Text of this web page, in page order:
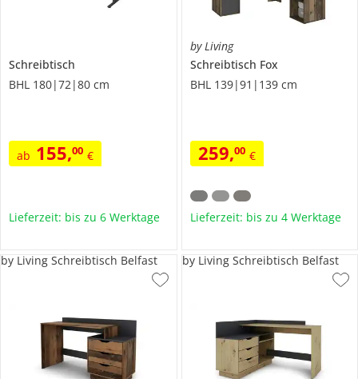
Schreibtisch
BHL 180|72|80 cm
ab 155,00 €
Lieferzeit: bis zu 6 Werktage
by Living
Schreibtisch Fox
BHL 139|91|139 cm
259,00 €
Lieferzeit: bis zu 4 Werktage
by Living Schreibtisch Belfast by Living Schreibtisch Belfast